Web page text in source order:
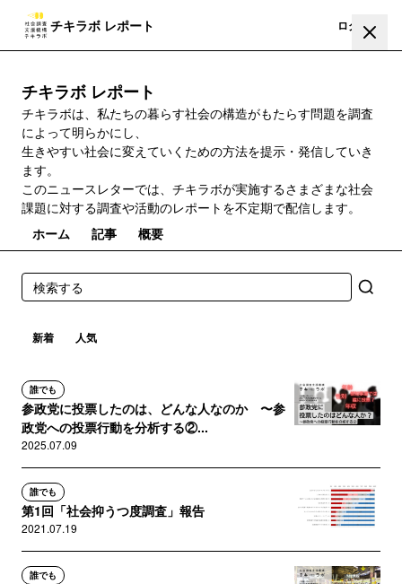
チキラボ レポート ログイン
チキラボ レポート
チキラボは、私たちの暮らす社会の構造がもたらす問題を調査
によって明らかにし、
生きやすい社会に変えていくための方法を提示・発信していき
ます。
このニュースレターでは、チキラボが実施するさまざまな社会
課題に対する調査や活動のレポートを不定期で配信します。
ホーム
記事 概要
新着 人気
誰でも
参政党に投票したのは、どんな人なのか 〜参
政党への投票行動を分析する②...
2025.07.09
誰でも
第1回「社会抑うつ度調査」報告
2021.07.19
誰でも